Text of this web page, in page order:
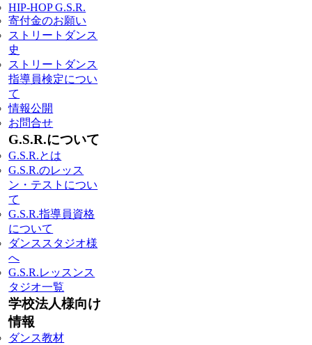
HIP-HOP G.S.R.
寄付金のお願い
ストリートダンス
史
ストリートダンス
指導員検定につい
て
情報公開
お問合せ
G.S.R.について
G.S.R.とは
G.S.R.のレッス
ン・テストについ
て
G.S.R.指導員資格
について
ダンススタジオ様
へ
G.S.R.レッスンス
タジオ一覧
学校法人様向け
情報
ダンス教材